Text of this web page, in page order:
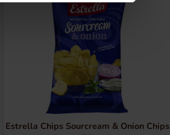
Estrella Chips Sourcream & Onion Chips